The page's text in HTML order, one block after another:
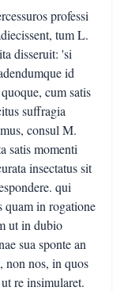
professi
tum L.
disseruit: 'si
id
cum satis
suffragia
consul M.
satis momenti
insectatus sit
qui
quam in rogatione
ut in dubio
sua sponte an
non nos, in quos
re insimularet.